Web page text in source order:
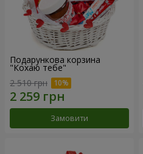
Подарункова корзина
"Кохаю тебе"
2 510 грн
Замовити